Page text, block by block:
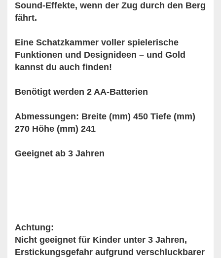
Sound-Effekte, wenn der Zug durch den Berg
fährt.
Eine Schatzkammer voller spielerische
Funktionen und Designideen – und Gold
kannst du auch finden!
Benötigt werden 2 AA-Batterien
Abmessungen: Breite (mm) 450 Tiefe (mm)
270 Höhe (mm) 241
Geeignet ab 3 Jahren
Achtung:
Nicht geeignet für Kinder unter 3 Jahren,
Erstickungsgefahr aufgrund verschluckbarer